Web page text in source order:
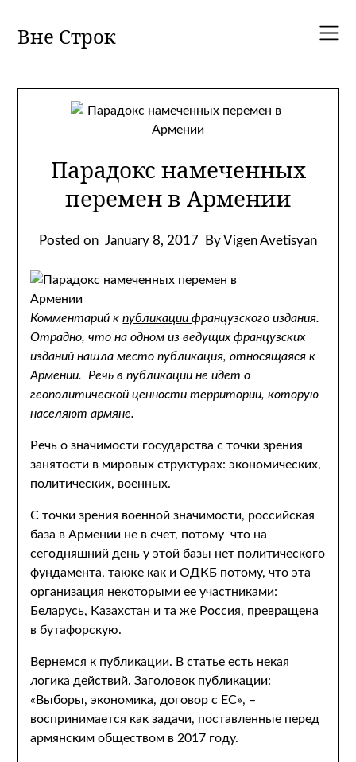
content
Вне Строк
Парадокс намеченных
перемен в Армении
Posted on January 8, 2017 By Vigen Avetisyan
Комментарий кпубликациифранцузского издания.
Отрадно, что на одном из ведущих французских
изданий нашла место публикация, относящаяся к
Армении. Речь в публикации не идет о
геополитической ценности территории, которую
населяют армяне.
Речь о значимости государства с точки зрения
занятости в мировых структурах: экономических,
политических, военных.
С точки зрения военной значимости, российская
база в Армении не в счет, потому что на
сегодняшний день у этой базы нет политического
фундамента, также как и ОДКБ потому, что эта
организация некоторыми ее участниками:
Беларусь, Казахстан и та же Россия, превращена
в бутафорскую.
Вернемся к публикации. В статье есть некая
логика действий. Заголовок публикации:
«Выборы, экономика, договор с ЕС», –
воспринимается как задачи, поставленные перед
армянским обществом в 2017 году.